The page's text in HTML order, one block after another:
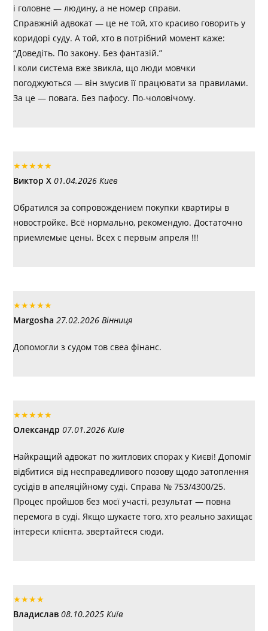
і головне — людину, а не номер справи.
Справжній адвокат — це не той, хто красиво говорить у
коридорі суду. А той, хто в потрібний момент каже:
“Доведіть. По закону. Без фантазій.”
І коли система вже звикла, що люди мовчки
погоджуються — він змусив її працювати за правилами.
За це — повага. Без пафосу. По-чоловічому.
★★★★★
Виктор Х 01.04.2026 Киев
Обратился за сопровождением покупки квартиры в
новостройке. Всё нормально, рекомендую. Достаточно
приемлемые цены. Всех с первым апреля !!!
★★★★★
Margosha 27.02.2026 Вінниця
Допомогли з судом тов свеа фінанс.
★★★★★
Олександр 07.01.2026 Київ
Найкращий адвокат по житлових спорах у Києві! Допоміг
відбитися від несправедливого позову щодо затоплення
сусідів в апеляційному суді. Справа № 753/4300/25.
Процес пройшов без моєї участі, результат — повна
перемога в суді. Якщо шукаєте того, хто реально захищає
інтереси клієнта, звертайтеся сюди.
★★★★
Владислав 08.10.2025 Київ